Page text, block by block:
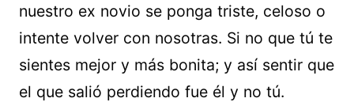
nuestro ex novio se ponga triste, celoso o
intente volver con nosotras. Si no que tú te
sientes mejor y más bonita; y así sentir que
el que salió perdiendo fue él y no tú.